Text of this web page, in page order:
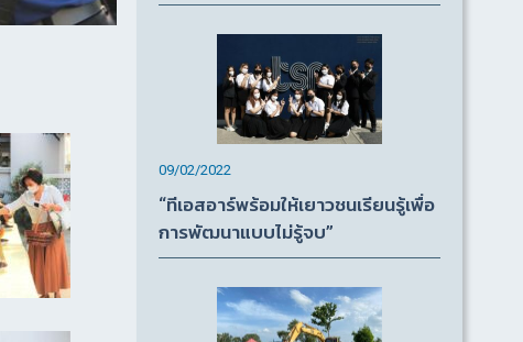
09/02/2022
“ทีเอสอาร์พร้อมให้เยาวชนเรียนรู้เพื่อ
การพัฒนาแบบไม่รู้จบ”